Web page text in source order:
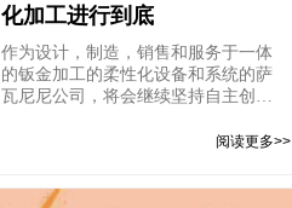
化加工进行到底
作为设计，制造，销售和服务于一体
的钣金加工的柔性化设备和系统的萨
瓦尼尼公司，将会继续坚持自主创新
阅读更多>>